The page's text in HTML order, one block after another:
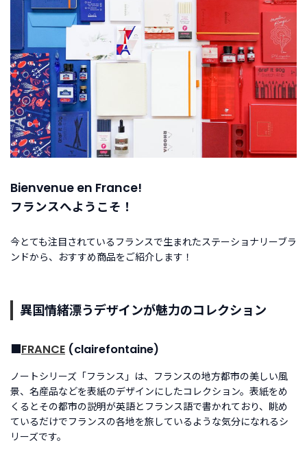
ド
か
ら
探
す
お
知
せ・
特
集
新
す
め
商
品
ギ
Bienvenue en France!
フランスへようこそ！
今とても注目されているフランスで生まれたステーショナリーブラ
ンドから、おすすめ商品をご紹介します！
異国情緒漂うデザインが魅力のコレクション
■FRANCE (clairefontaine)
ノートシリーズ「フランス」は、フランスの地方都市の美しい風
景、名産品などを表紙のデザインにしたコレクション。表紙をめ
くるとその都市の説明が英語とフランス語で書かれており、眺め
ているだけでフランスの各地を旅しているような気分になれるシ
リーズです。